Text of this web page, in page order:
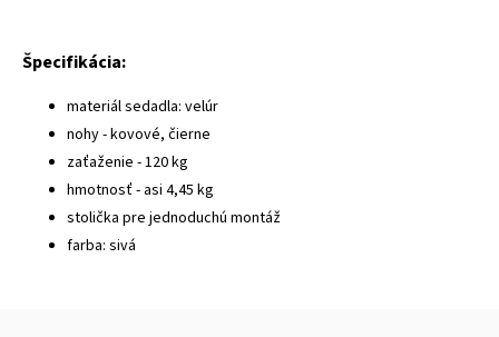
Špecifikácia:
materiál sedadla: velúr
nohy - kovové, čierne
zaťaženie - 120 kg
hmotnosť - asi 4,45 kg
stolička pre jednoduchú montáž
farba: sivá